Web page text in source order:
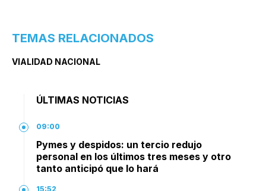
TEMAS RELACIONADOS
VIALIDAD NACIONAL
ÚLTIMAS NOTICIAS
09:00
Pymes y despidos: un tercio redujo
personal en los últimos tres meses y otro
tanto anticipó que lo hará
15:52